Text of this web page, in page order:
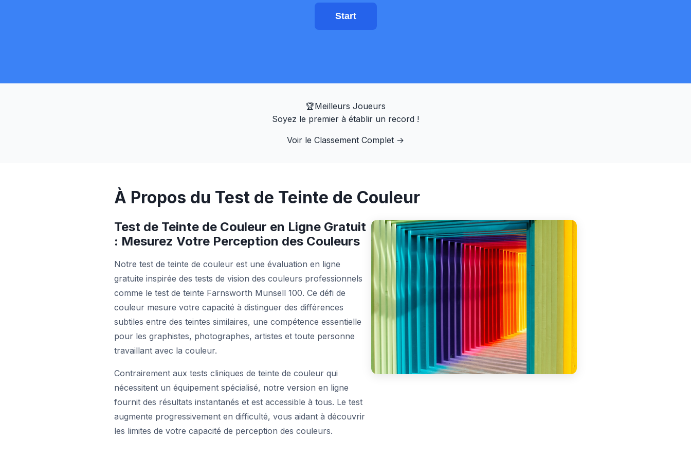
Start
🏆Meilleurs Joueurs
Soyez le premier à établir un record !
Voir le Classement Complet →
À Propos du Test de Teinte de Couleur
Test de Teinte de Couleur en Ligne Gratuit
: Mesurez Votre Perception des Couleurs
Notre test de teinte de couleur est une évaluation en ligne
gratuite inspirée des tests de vision des couleurs professionnels
comme le test de teinte Farnsworth Munsell 100. Ce défi de
couleur mesure votre capacité à distinguer des différences
subtiles entre des teintes similaires, une compétence essentielle
pour les graphistes, photographes, artistes et toute personne
travaillant avec la couleur.
Contrairement aux tests cliniques de teinte de couleur qui
nécessitent un équipement spécialisé, notre version en ligne
fournit des résultats instantanés et est accessible à tous. Le test
augmente progressivement en difficulté, vous aidant à découvrir
les limites de votre capacité de perception des couleurs.